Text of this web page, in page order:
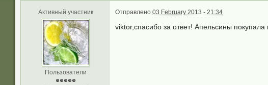
Активный участник
Пользователи
Отправлено 03 February 2013 - 21:34
viktor,спасибо за ответ! Апельсины